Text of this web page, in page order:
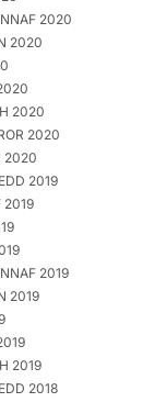
2020
2020
2020
2020
2020
2019
2019
2019
2019
2019
2018